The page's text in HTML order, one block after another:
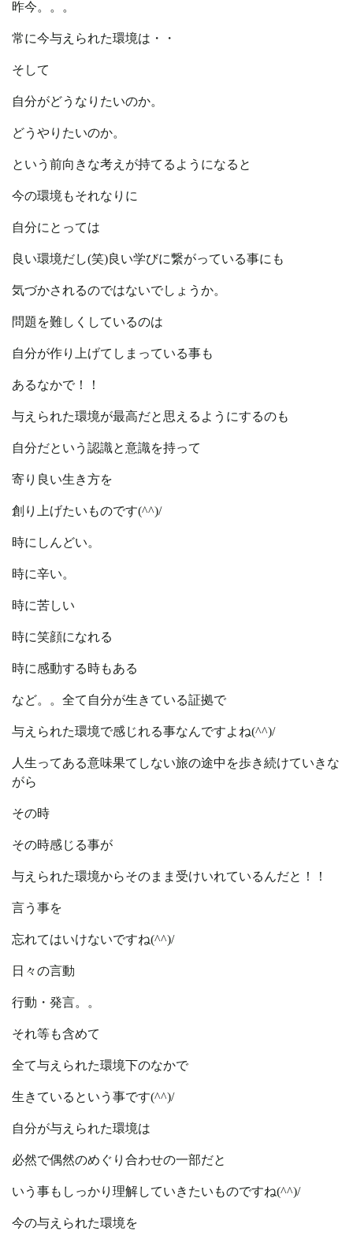
昨今。。。
常に今与えられた環境は・・
そして
自分がどうなりたいのか。
どうやりたいのか。
という前向きな考えが持てるようになると
今の環境もそれなりに
自分にとっては
良い環境だし(笑)良い学びに繋がっている事にも
気づかされるのではないでしょうか。
問題を難しくしているのは
自分が作り上げてしまっている事も
あるなかで！！
与えられた環境が最高だと思えるようにするのも
自分だという認識と意識を持って
寄り良い生き方を
創り上げたいものです(^^)/
時にしんどい。
時に辛い。
時に苦しい
時に笑顔になれる
時に感動する時もある
など。。全て自分が生きている証拠で
与えられた環境で感じれる事なんですよね(^^)/
人生ってある意味果てしない旅の途中を歩き続けていきな
がら
その時
その時感じる事が
与えられた環境からそのまま受けいれているんだと！！
言う事を
忘れてはいけないですね(^^)/
日々の言動
行動・発言。。
それ等も含めて
全て与えられた環境下のなかで
生きているという事です(^^)/
自分が与えられた環境は
必然で偶然のめぐり合わせの一部だと
いう事もしっかり理解していきたいものですね(^^)/
今の与えられた環境を